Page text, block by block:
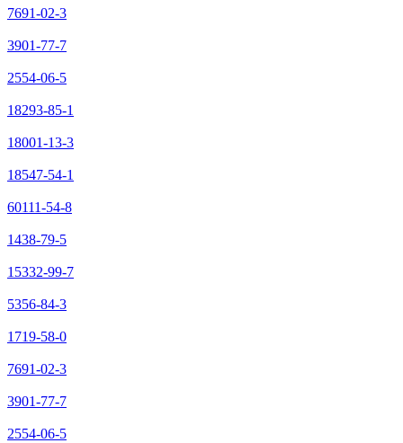
7691-02-3
3901-77-7
2554-06-5
18293-85-1
18001-13-3
18547-54-1
60111-54-8
1438-79-5
15332-99-7
5356-84-3
1719-58-0
7691-02-3
3901-77-7
2554-06-5